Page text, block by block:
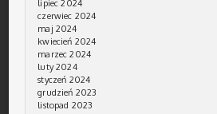
lipiec 2024
czerwiec 2024
maj 2024
kwiecień 2024
marzec 2024
luty 2024
styczeń 2024
grudzień 2023
listopad 2023